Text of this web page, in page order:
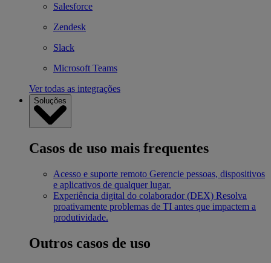
Salesforce
Zendesk
Slack
Microsoft Teams
Ver todas as integrações
Soluções
Casos de uso mais frequentes
Acesso e suporte remoto Gerencie pessoas, dispositivos
e aplicativos de qualquer lugar.
Experiência digital do colaborador (DEX) Resolva
proativamente problemas de TI antes que impactem a
produtividade.
Outros casos de uso